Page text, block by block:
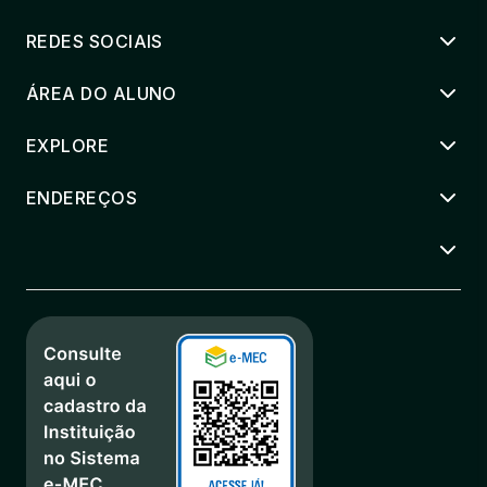
REDES SOCIAIS
ÁREA DO ALUNO
EXPLORE
ENDEREÇOS